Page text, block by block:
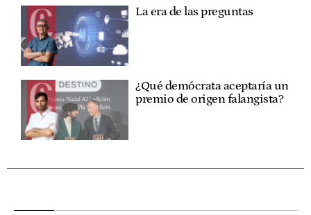
La era de las preguntas
¿Qué demócrata aceptaría un
premio de origen falangista?